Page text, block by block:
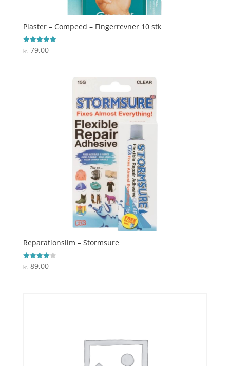
Plaster – Compeed – Fingerrevner 10 stk
Vurderet
5
kr.79,00
Reparationslim – Stormsure
Vurderet
4.1
kr.89,00